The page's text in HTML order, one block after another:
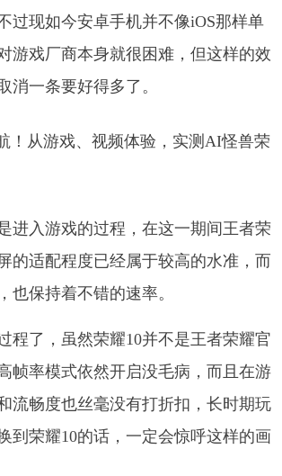
过现如今安卓手机并不像iOS那样单
游戏厂商本身就很困难，但这样的效
消一条要好得多了。
进入游戏的过程，在这一期间王者荣
的适配程度已经属于较高的水准，而
也保持着不错的速率。
程了，虽然荣耀10并不是王者荣耀官
帧率模式依然开启没毛病，而且在游
流畅度也丝毫没有打折扣，长时期玩
到荣耀10的话，一定会惊呼这样的画